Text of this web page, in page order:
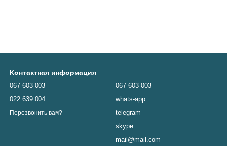
Контактная информация
067 603 003
022 639 004
Перезвонить вам?
067 603 003
whats-app
telegram
skype
mail@mail.com